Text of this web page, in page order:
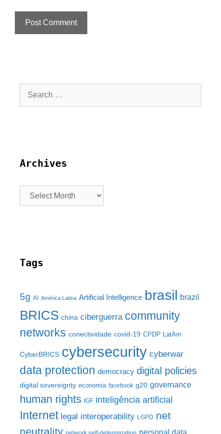
Archives
Tags
5g AI América Latina Artificial Intelligence brasil brazil
BRICS china ciberguerra community
networks conectividade covid-19 CPDP LatAm
CyberBRICS cybersecurity cyberwar
data protection democracy digital policies
digital sovereignty economia facebook g20 governance
human rights IGF inteligência artificial
Internet legal interoperability LGPD net
neutrality